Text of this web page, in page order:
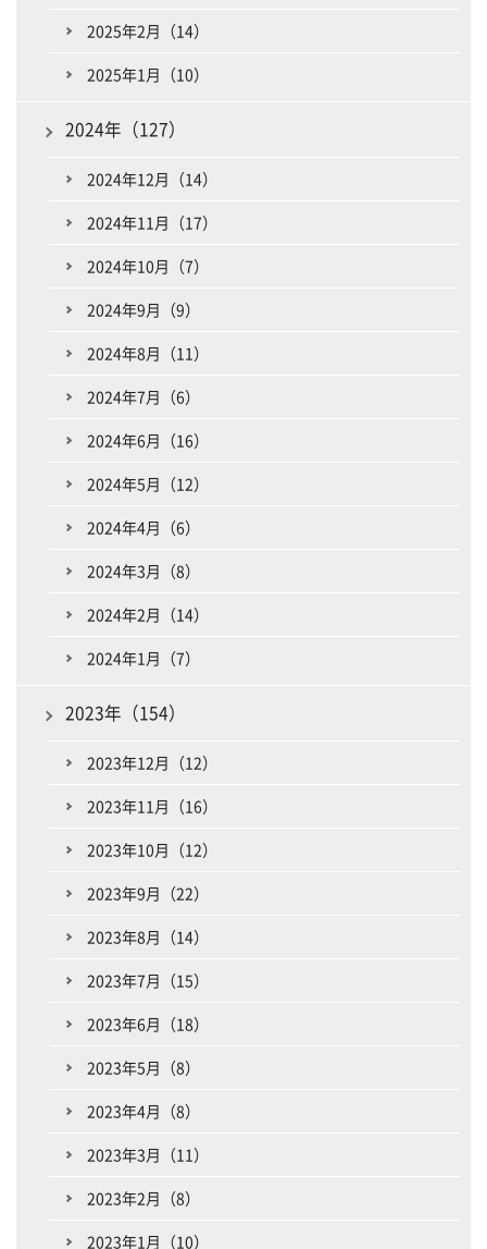
2025年2月（14）
2025年1月（10）
2024年（127）
2024年12月（14）
2024年11月（17）
2024年10月（7）
2024年9月（9）
2024年8月（11）
2024年7月（6）
2024年6月（16）
2024年5月（12）
2024年4月（6）
2024年3月（8）
2024年2月（14）
2024年1月（7）
2023年（154）
2023年12月（12）
2023年11月（16）
2023年10月（12）
2023年9月（22）
2023年8月（14）
2023年7月（15）
2023年6月（18）
2023年5月（8）
2023年4月（8）
2023年3月（11）
2023年2月（8）
2023年1月（10）